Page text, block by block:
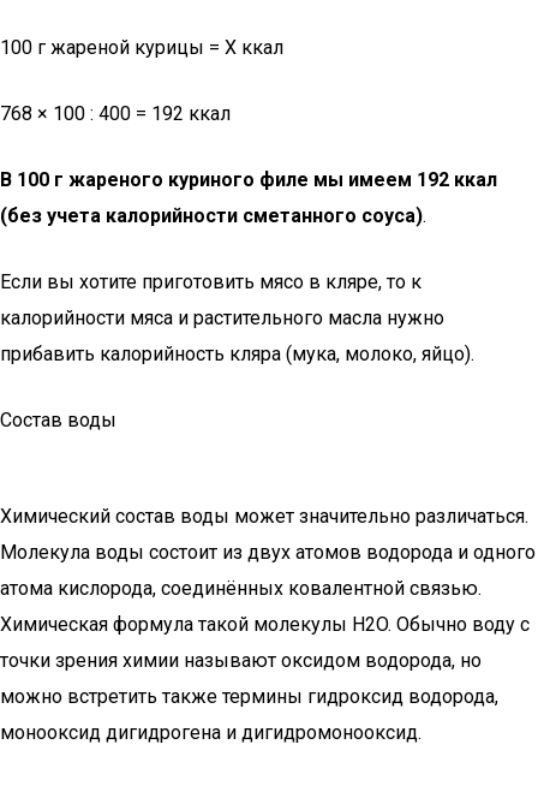
100 г жареной курицы = Х ккал
768 × 100 : 400 = 192 ккал
В 100 г жареного куриного филе мы имеем 192 ккал
(без учета калорийности сметанного соуса).
Если вы хотите приготовить мясо в кляре, то к
калорийности мяса и растительного масла нужно
прибавить калорийность кляра (мука, молоко, яйцо).
Состав воды
Химический состав воды может значительно различаться.
Молекула воды состоит из двух атомов водорода и одного
атома кислорода, соединённых ковалентной связью.
Химическая формула такой молекулы H2O. Обычно воду с
точки зрения химии называют оксидом водорода, но
можно встретить также термины гидроксид водорода,
монооксид дигидрогена и дигидромонооксид.